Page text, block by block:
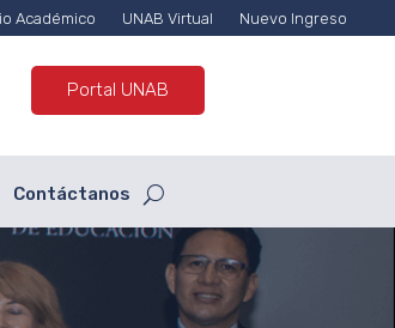
Académico UNAB Virtual Nuevo Ingreso
Portal UNAB
Contáctanos